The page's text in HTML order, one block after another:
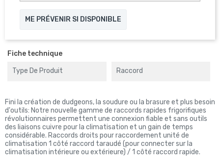
ME PRÉVENIR SI DISPONIBLE
Fiche technique
Type De Produit Raccord
Fini la création de dudgeons, la soudure ou la brasure et plus besoin
d'outils: Notre nouvelle gamme de raccords rapides frigorifiques
révolutionnaires permettent une connexion fiable et sans outils
des liaisons cuivre pour la climatisation et un gain de temps
considérable. Raccords droits pour raccordement unité de
climatisation 1 côté raccord taraudé (pour connecter sur la
climatisation intérieure ou extérieure) / 1 côté raccord rapide.